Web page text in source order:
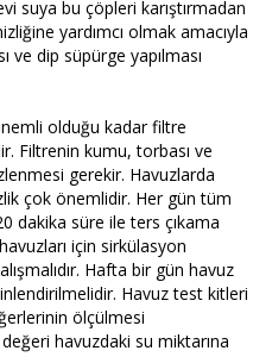
suya bu çöpleri karıştırmadan
yardımcı olmak amacıyla
ve dip süpürge yapılması
olduğu kadar filtre
Filtrenin kumu, torbası ve
gerekir. Havuzlarda
çok önemlidir. Her gün tüm
dakika süre ile ters çıkama
için sirkülasyon
Hafta bir gün havuz
Havuz test kitleri
ölçülmesi
havuzdaki su miktarına